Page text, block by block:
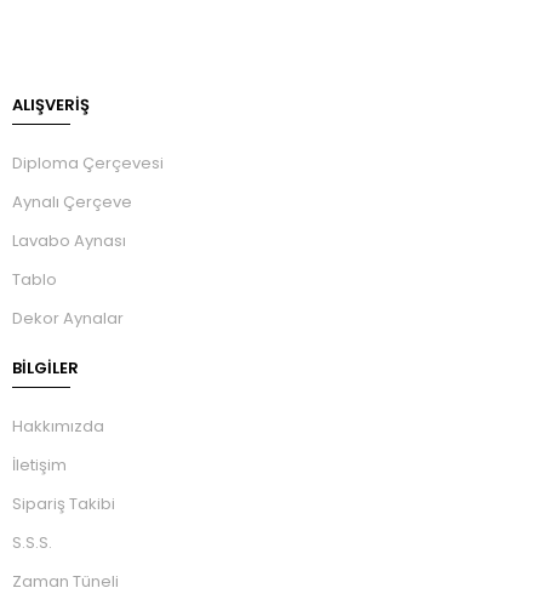
ALIŞVERİŞ
Diploma Çerçevesi
Aynalı Çerçeve
Lavabo Aynası
Tablo
Dekor Aynalar
BILGILER
Hakkımızda
İletişim
Sipariş Takibi
S.S.S.
Zaman Tüneli